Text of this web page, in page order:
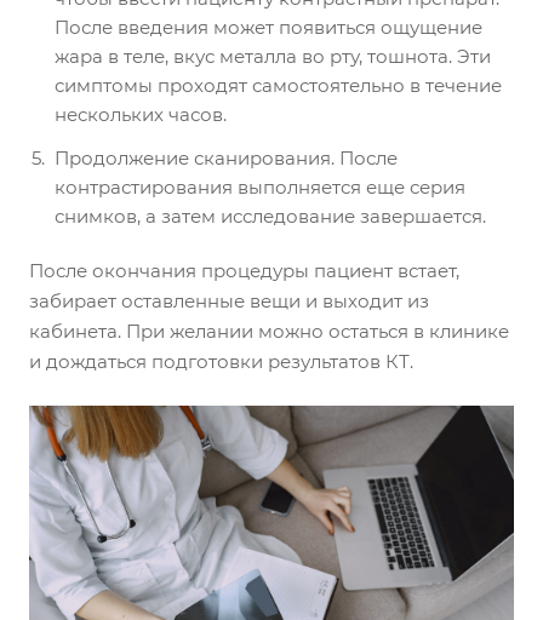
После введения может появиться ощущение
жара в теле, вкус металла во рту, тошнота. Эти
симптомы проходят самостоятельно в течение
нескольких часов.
Продолжение сканирования. После
контрастирования выполняется еще серия
снимков, а затем исследование завершается.
После окончания процедуры пациент встает,
забирает оставленные вещи и выходит из
кабинета. При желании можно остаться в клинике
и дождаться подготовки результатов КТ.